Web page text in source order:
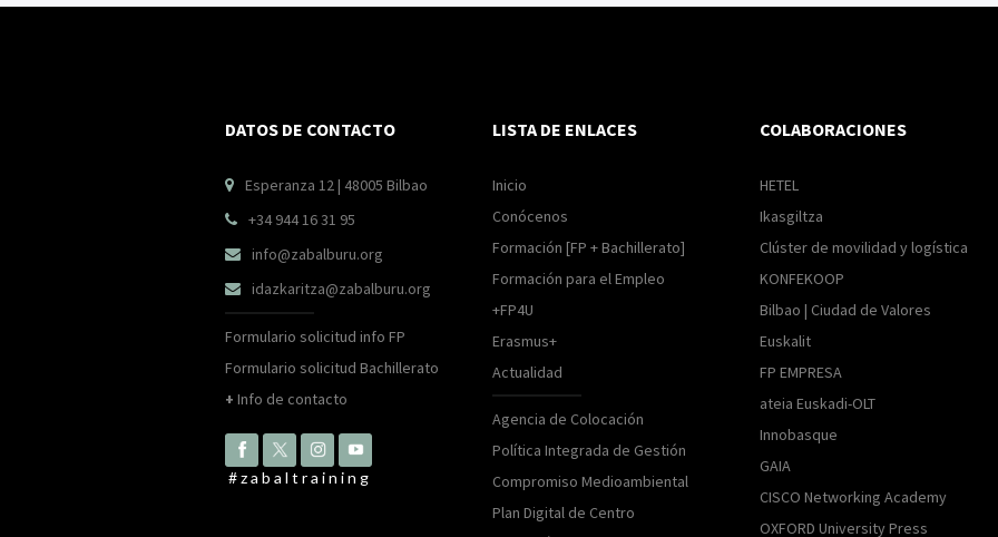
DATOS DE CONTACTO
 Esperanza 12 | 48005 Bilbao
 +34 944 16 31 95
 info@zabalburu.org
 idazkaritza@zabalburu.org
Formulario solicitud info FP
Formulario solicitud Bachillerato
+ Info de contacto
#zabaltraining
LISTA DE ENLACES
Inicio
Conócenos
Formación [FP + Bachillerato]
Formación para el Empleo
+FP4U
Erasmus+
Actualidad
Agencia de Colocación
Política Integrada de Gestión
Compromiso Medioambiental
Plan Digital de Centro
COLABORACIONES
HETEL
Ikasgiltza
Clúster de movilidad y logística
KONFEKOOP
Bilbao | Ciudad de Valores
Euskalit
FP EMPRESA
ateia Euskadi-OLT
Innobasque
GAIA
CISCO Networking Academy
OXFORD University Press